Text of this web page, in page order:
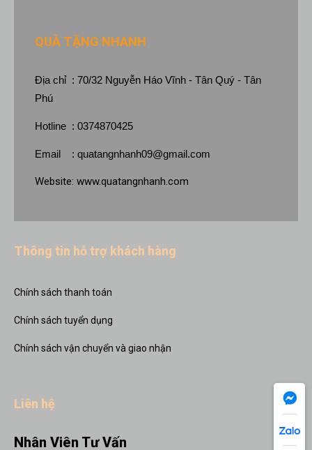
QUÀ TẶNG NHANH
Địa chỉ : 70/32 Nguyễn Háo Vĩnh - Tân Quý - Tân
Phú
Hotline : 0374870425
Email : quatangnhanh09@gmail.com
Website: www.quatangnhanh.com
Thông tin hỗ trợ khách hàng
Chính sách thanh toán
Chính sách tuyển dụng
Chính sách vận chuyển và giao nhận
Liên hệ
Nhân Viên Tư Vấn